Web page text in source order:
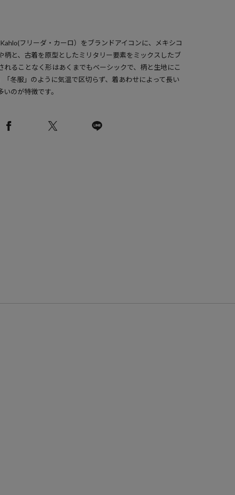
フリーダ・カーロ）をブランドアイコンに、メキシコ
柄と、古着を原型としたミリタリー要素をミックスしたブ
れることなく形はあくまでもベーシックで、柄と生地にこ
「冬服」のように気温で区切らず、着あわせによって長い
のが特徴です。